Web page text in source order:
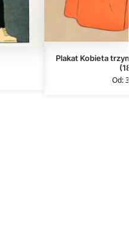
Plakat Kobieta
Od: